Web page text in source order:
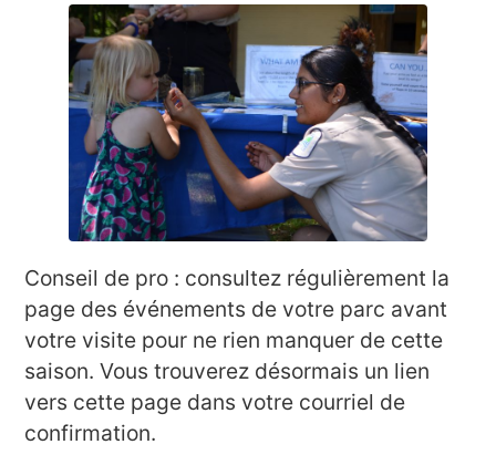
Conseil de pro : consultez régulièrement la
page des événements de votre parc avant
votre visite pour ne rien manquer de cette
saison. Vous trouverez désormais un lien
vers cette page dans votre courriel de
confirmation.